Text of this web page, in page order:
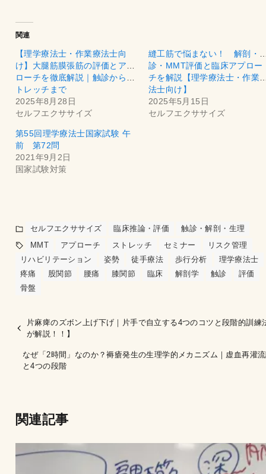
関連
【理学療法士・作業療法士向
け】大腿筋膜張筋の評価とアプ
ローチを徹底解説｜触診からス
トレッチまで
2025年8月28日
セルフエクササイズ
縫工筋で悩まない！ 解剖・
診・MMT評価と臨床アプロー
チを解説【理学療法士・作業
法士向け】
2025年5月15日
セルフエクササイズ
第55回理学療法士国家試験 午
前 第72問
2021年9月2日
国家試験対策
セルフエクササイズ 臨床推論・評価
触診・解剖・生理
MMT
アプローチ ストレッチ セミナー
リスク管理
リハビリテーション
姿勢 徒手療法 歩行分析
理学療法士
疼痛
股関節 腰痛 膝関節 臨床 解剖学 触診
評価
骨盤
片麻痺のズボン上げ下げ｜片手で自立する4つのコツと段階的訓練
が解説！！】
なぜ「2時間」なのか？褥瘡発生の生理学的メカニズム｜虚血再灌
と4つの段階
関連記事